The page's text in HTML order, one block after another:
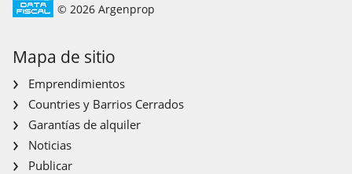
© 2026 Argenprop
Mapa de sitio
Emprendimientos
Countries y Barrios Cerrados
Garantías de alquiler
Noticias
Publicar